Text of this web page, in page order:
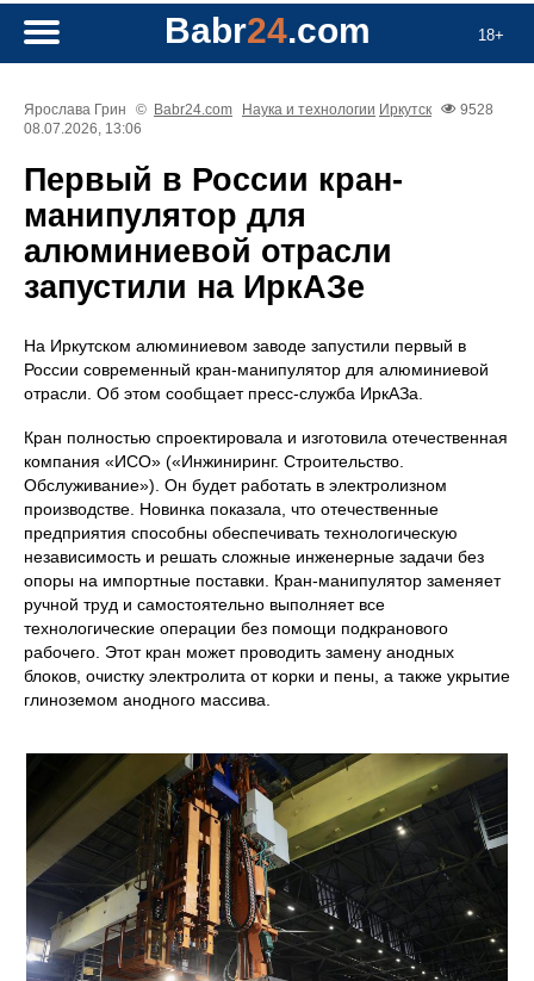
18+
Babr24.com
Ярослава Грин © Babr24.com Наука и технологии Иркутск
9528
08.07.2026, 13:06
Первый в России кран-
манипулятор для
алюминиевой отрасли
запустили на ИркАЗе
На Иркутском алюминиевом заводе запустили первый в
России современный кран-манипулятор для алюминиевой
отрасли. Об этом сообщает пресс-служба ИркАЗа.
Кран полностью спроектировала и изготовила отечественная
компания «ИСО» («Инжиниринг. Строительство.
Обслуживание»). Он будет работать в электролизном
производстве. Новинка показала, что отечественные
предприятия способны обеспечивать технологическую
независимость и решать сложные инженерные задачи без
опоры на импортные поставки. Кран-манипулятор заменяет
ручной труд и самостоятельно выполняет все
технологические операции без помощи подкранового
рабочего. Этот кран может проводить замену анодных
блоков, очистку электролита от корки и пены, а также укрытие
глиноземом анодного массива.